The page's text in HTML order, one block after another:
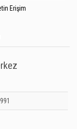
Erişim
Merkez Kütüphanesi: